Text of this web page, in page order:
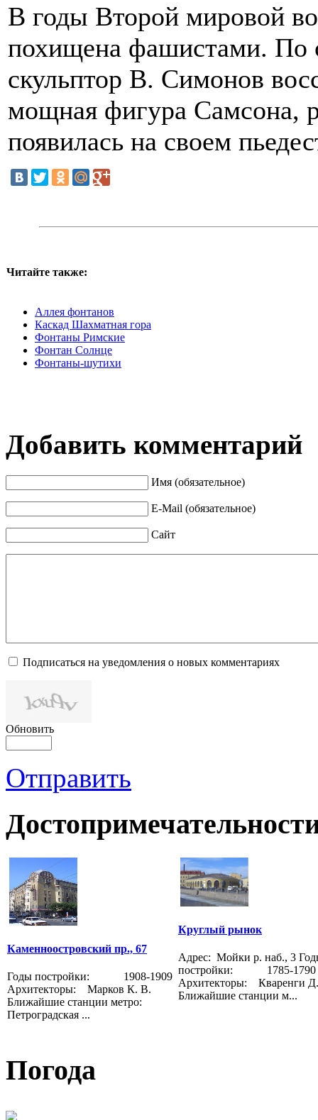
В годы Второй мировой
похищена фашистами. По
скульптор В. Симонов
мощная фигура Самсона,
появилась на своем
Читайте также:
Аллея фонтанов
Каскад Шахматная гора
Фонтаны Римские
Фонтан Солнце
Фонтаны-шутихи
Добавить комментарий
Имя (обязательное)
E-Mail (обязательное)
Сайт
Подписаться на уведомления о новых комментариях
Обновить
Отправить
Каменноостровский пр., 67
Годы постройки: 1908-1909
Архитекторы: Марков К. В.
Ближайшие станции метро:
Петроградская ...
Круглый рынок
Адрес: Мойки р. наб., 3
постройки: 1785-1790
Архитекторы: Кваренги Д.
Ближайшие станции м...
Погода